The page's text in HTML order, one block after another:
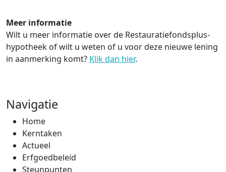
Meer informatie
Wilt u meer informatie over de Restauratiefondsplus-
hypotheek of wilt u weten of u voor deze nieuwe lening
in aanmerking komt? Klik dan hier.
Navigatie
Home
Kerntaken
Actueel
Erfgoedbeleid
Steunpunten